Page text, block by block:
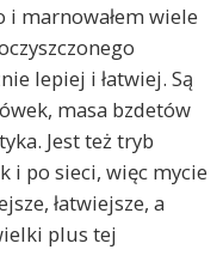
i marnowałem wiele
lepiej i łatwiej. Są
masa bzdetów
Jest też tryb
i po sieci, więc mycie
łatwiejsze, a
plus tej